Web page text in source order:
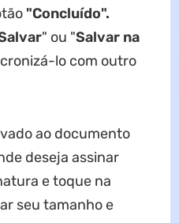
"Concluído".
" ou "Salvar na
lo com outro
ao documento
deseja assinar
e toque na
seu tamanho e